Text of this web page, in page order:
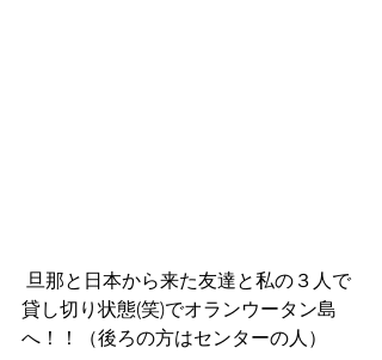
貸し切り状態(笑)でオランウータン島
へ！！（後ろの方はセンターの人）